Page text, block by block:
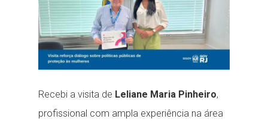
Recebi a visita de Leliane Maria Pinheiro,
profissional com ampla experiência na área